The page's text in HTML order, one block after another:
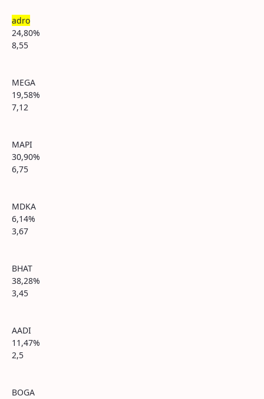
adro
24,80%
8,55
MEGA
19,58%
7,12
MAPI
30,90%
6,75
MDKA
6,14%
3,67
BHAT
38,28%
3,45
AADI
11,47%
2,5
BOGA